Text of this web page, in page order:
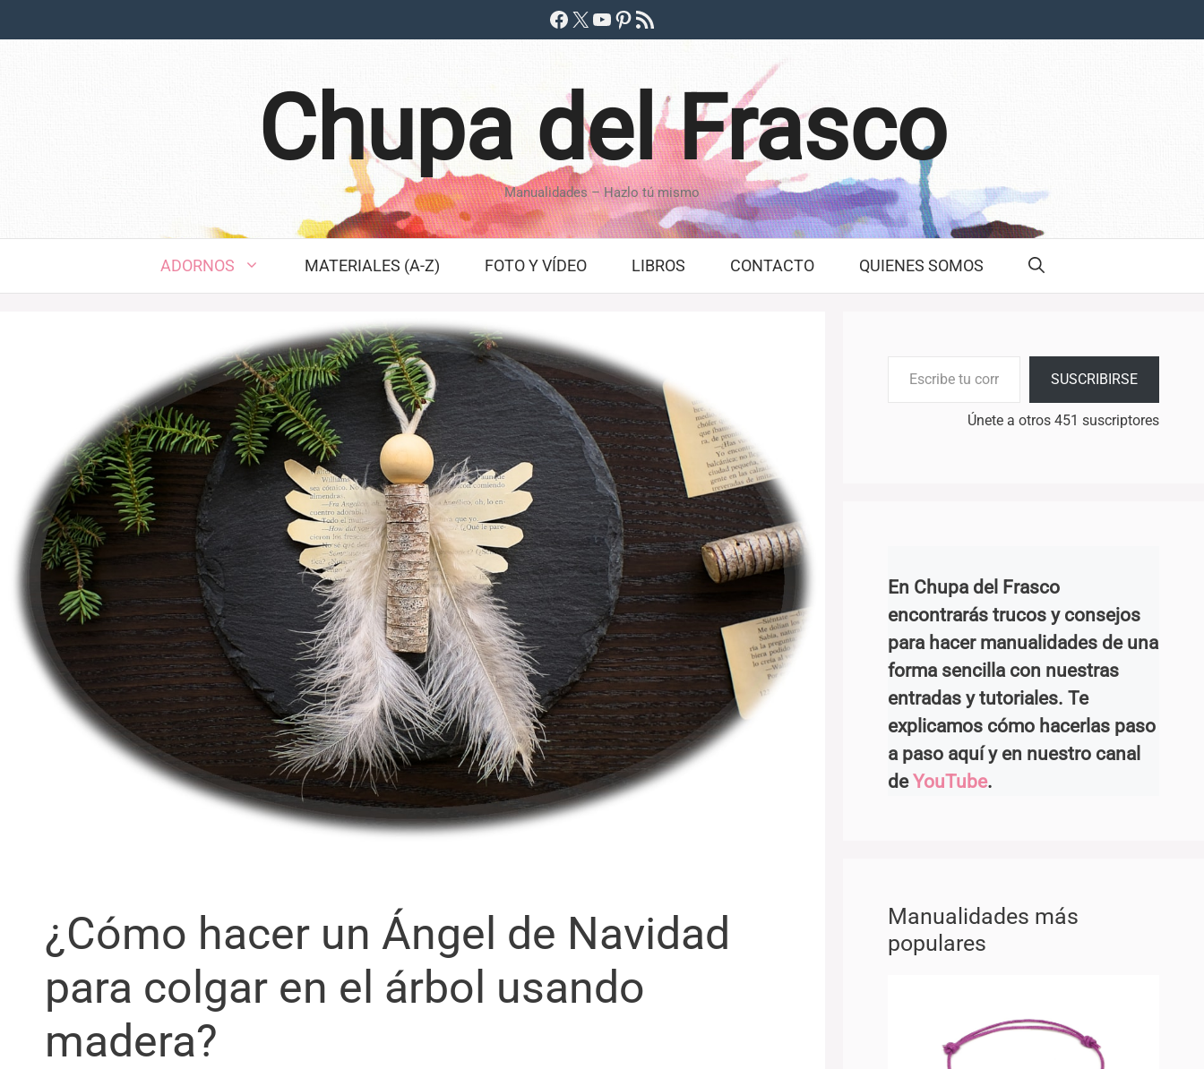
al
Facebook
X YouTube
Pinterest
Feed RSS
Chupa del Frasco
Manualidades – Hazlo tú mismo
ADORNOS MATERIALES (A-Z) FOTO Y VÍDEO LIBROS CONTACTO QUIENES SOMOS
¿Cómo hacer un Ángel de Navidad
para colgar en el árbol usando
madera?
SUSCRIBIRSE
Únete a otros 451 suscriptores
En Chupa del Frasco
encontrarás trucos y consejos
para hacer manualidades de una
forma sencilla con nuestras
entradas y tutoriales. Te
explicamos cómo hacerlas paso
a paso aquí y en nuestro canal
deYouTube.
Manualidades más
populares